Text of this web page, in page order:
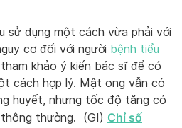
sử dụng một cách vừa phải với
cơ đối với người bệnh tiểu
khảo ý kiến bác sĩ để có
cách hợp lý. Mật ong vẫn có
huyết, nhưng tốc độ tăng có
thường. (GI) Chỉ số